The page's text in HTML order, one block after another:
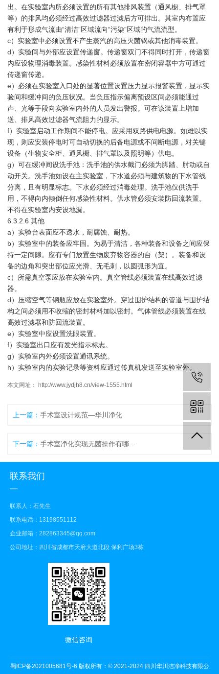
出。在实验室内所必须设置的所有其他排风装置（通风橱、排气罩
等）的排风均必须经过高效过滤器过滤后方可排出。其室内布置应
有利于形成气流由“清洁”区域流向“污染”区域的气流流型。
c）实验室中必须设置不产生蒸汽的高压灭菌锅或其他消毒装置。
d）实验间与外部应设置传递窗。传递窗双门不得同时打开，传递窗
内应设物理消毒装置。感染性材料必须放置在密闭容器中方可通过
传递窗传递。
e）必须在实验室入口处的显著位置设置压力显示报警装置，显示实
验间和缓冲间的负压状况。当负压指示偏离预设区间必须能通过
声、光等手段向实验室内外的人员发出警报。可在该装置上增加
送、排风高效过滤器气流阻力的显示。
f）实验室启动工作期间不能停电。应采用双路供电电源。如难以实
现，则应安装停电时可自动切换的后备电源或不间断电源，对关键
设备（生物安全柜、通风橱、排气罩以及照明等）供电。
g）可在缓冲间设洗手池：洗手池的供水截门必须为脚踏、肘动或自
动开关。洗手池如设在主实验室，下水道必须与建筑物的下水管线
分离，且有明显标志。下水必须经过消毒处理。洗手池仅供洗手
用，不得向内倾倒任何感染性材料。供水管必须安装防回流装置。
不得在实验室内安设地漏。
6.3.2.6 其他
a）实验台表面应不透水，耐腐蚀、耐热。
b）实验室中的装备应牢固。为易于清洁，各种装备和设备之间应保
持一定间隙。应有专门放置生物废弃物容器的台（架）。装备和设
备的边角和突出部位应光滑、无毛刺，以圆弧形为宜。
c）所需真空泵应放在实验室内。真空管线必须装置在线高效过滤
器。
d）压缩空气等钢瓶应放在实验室外。穿过围护结构的管道与围护结
构之间必须用不收缩的密封材料加以密封。气体管线必须装置在线
高效过滤器和防回流装置。
e）实验室中应设置洗眼装置。
f）实验室出口应有发光指示标志。
g）实验室内外必须设置通讯系统。
h）实验室内的实验记录等资料应通过传真机发送至实验室外。
本文网址： http://www.jydjh8.cn/view-1555.html
上一篇： 手术室设计规范—华川净化
下一篇：
联系我们
联系人：石先生
联系电话：13198551112
企业邮箱：282863345@qq.com
公司地址：四川省成都市天府大道北段.保利广场3栋
微信咨询
蜀ICP备2021005681号-6 版权所有：© 2021-2024 四川华川洁净科技有限公